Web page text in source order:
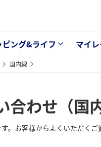
ピング&ライフ マイ
国内線
わせ（国
。お客様からよくいただく